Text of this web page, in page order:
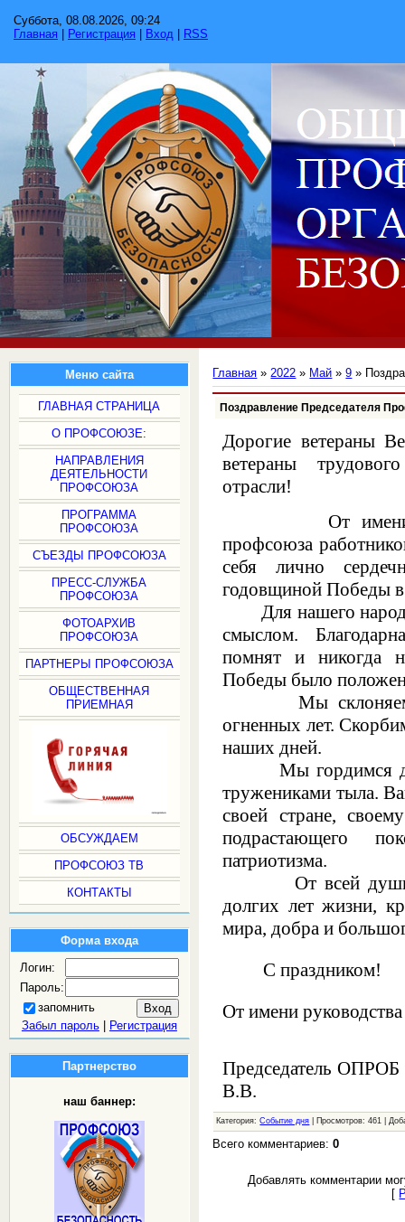
Суббота, 08.08.2026, 09:24
Главная
Регистрация Вход RSS
Меню сайта
ГЛАВНАЯ СТРАНИЦА
О ПРОФСОЮЗЕ:
НАПРАВЛЕНИЯ
ДЕЯТЕЛЬНОСТИ
ПРОФСОЮЗА
ПРОГРАММА
ПРОФСОЮЗА
СЪЕЗДЫ ПРОФСОЮЗА
ПРЕСС-СЛУЖБА
ПРОФСОЮЗА
ФОТОАРХИВ
ПРОФСОЮЗА
ПАРТНЕРЫ ПРОФСОЮЗА
ОБЩЕСТВЕННАЯ
ПРИЕМНАЯ
ОБСУЖДАЕМ
ПРОФСОЮЗ ТВ
КОНТАКТЫ
Форма входа
Логин:
Пароль:
запомнить
Забыл пароль| Регистрация
Партнерство
наш баннер:
Главная »2022 » Май » 9 »
Поздравление Председателя
Дорогие ветераны
ветераны
отрасли!
От имени
профсоюза
себя лично
годовщиной Победы
Для нашего народа
смыслом.
помнят и никогда
Победы было
Мы склоняем
огненных лет.
наших дней.
Мы гордимся
тружениками тыла.
своей стране,
подрастающего
патриотизма.
От всей души
долгих лет жизни,
мира, добра и
С праздником!
От имени
Председатель
В.В.
Категория:Событие дня | Просмотров: 461 |
Всего комментариев:0
Добавлять комментарии
[